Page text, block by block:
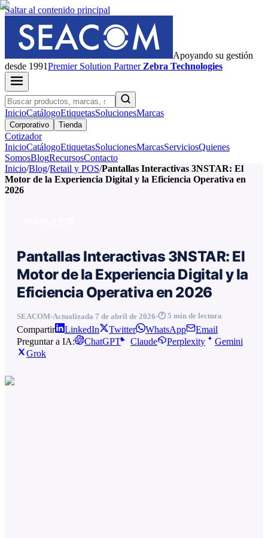
Saltar al contenido principal
Apoyando su gestión
desde 1991PremierSolution Partner Zebra Technologies
InicioCatálogoEtiquetasSolucionesMarcas
Corporativo Tienda
Cotizador
InicioCatálogoEtiquetasSolucionesMarcasServiciosQuienes
SomosBlogRecursosContacto
Inicio/Blog/Retail y POS/Pantallas Interactivas 3NSTAR: El
Motor de la Experiencia Digital y la Eficiencia Operativa en
2026
Pantallas Interactivas 3NSTAR: El
Motor de la Experiencia Digital y la
Eficiencia Operativa en 2026
SEACOM Actualizada 7 de abril de 2026 🕐 5 min de lectura
Compartir LinkedIn Twitter WhatsApp
Email
Preguntar a IA:
ChatGPT Claude Perplexity
Gemini
Grok